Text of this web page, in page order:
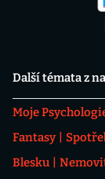
Další témata z
Moje
Fantasy
Blesku